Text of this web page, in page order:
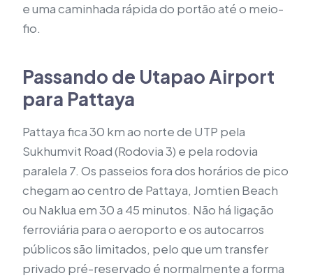
e uma caminhada rápida do portão até o meio-
fio.
Passando de Utapao Airport
para Pattaya
Pattaya fica 30 km ao norte de UTP pela
Sukhumvit Road (Rodovia 3) e pela rodovia
paralela 7. Os passeios fora dos horários de pico
chegam ao centro de Pattaya, Jomtien Beach
ou Naklua em 30 a 45 minutos. Não há ligação
ferroviária para o aeroporto e os autocarros
públicos são limitados, pelo que um transfer
privado pré-reservado é normalmente a forma